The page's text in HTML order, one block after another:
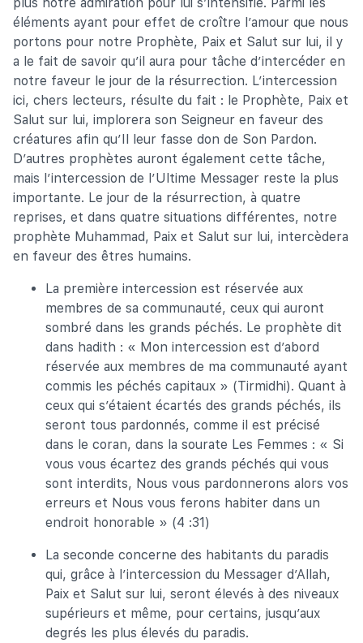
éléments ayant pour effet de croître l’amour que nous
portons pour notre Prophète, Paix et Salut sur lui, il y
a le fait de savoir qu’il aura pour tâche d’intercéder en
notre faveur le jour de la résurrection. L’intercession
ici, chers lecteurs, résulte du fait : le Prophète, Paix et
Salut sur lui, implorera son Seigneur en faveur des
créatures afin qu’Il leur fasse don de Son Pardon.
D’autres prophètes auront également cette tâche,
mais l’intercession de l’Ultime Messager reste la plus
importante. Le jour de la résurrection, à quatre
reprises, et dans quatre situations différentes, notre
prophète Muhammad, Paix et Salut sur lui, intercèdera
en faveur des êtres humains.
La première intercession est réservée aux
membres de sa communauté, ceux qui auront
sombré dans les grands péchés. Le prophète dit
dans hadith : « Mon intercession est d’abord
réservée aux membres de ma communauté ayant
commis les péchés capitaux » (Tirmidhi). Quant à
ceux qui s’étaient écartés des grands péchés, ils
seront tous pardonnés, comme il est précisé
dans le coran, dans la sourate Les Femmes : « Si
vous vous écartez des grands péchés qui vous
sont interdits, Nous vous pardonnerons alors vos
erreurs et Nous vous ferons habiter dans un
endroit honorable » (4 :31)
La seconde concerne des habitants du paradis
qui, grâce à l’intercession du Messager d’Allah,
Paix et Salut sur lui, seront élevés à des niveaux
supérieurs et même, pour certains, jusqu’aux
degrés les plus élevés du paradis.